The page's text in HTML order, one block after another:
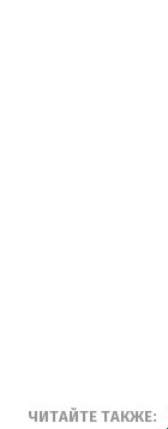
ЧИТАЙТЕ ТАКЖЕ: